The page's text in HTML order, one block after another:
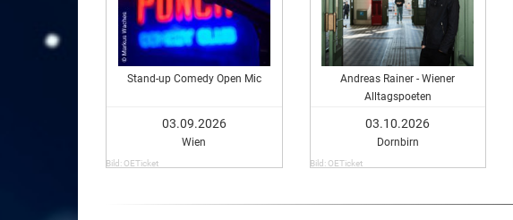
Stand-up Comedy Open Mic
03.09.2026
Wien
Bild: OETicket
Andreas Rainer - Wiener
Alltagspoeten
03.10.2026
Dornbirn
Bild: OETicket